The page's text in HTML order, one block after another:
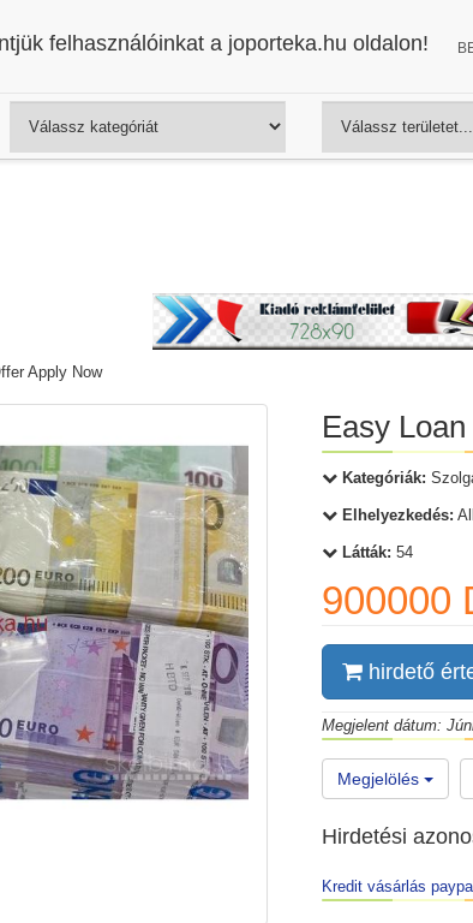
felhasználóinkat a joporteka.hu oldalon!
Apply Now
Easy
Kategóriák:
Elhelyezkedés:
Látták: 54
900000
hirdető
Megjelent dátum:
Megjelölés
Hirdetési
Kredit vásárlás